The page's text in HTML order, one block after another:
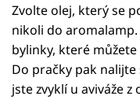
Zvolte olej, který se
nikoli do
bylinky, které
Do pračky pak
jste zvyklí u aviváže z